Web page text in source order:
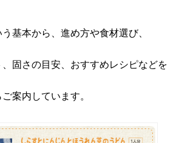
基本から、進め方や食材選び、
、固さの目安、おすすめレシピなどを
案内しています。